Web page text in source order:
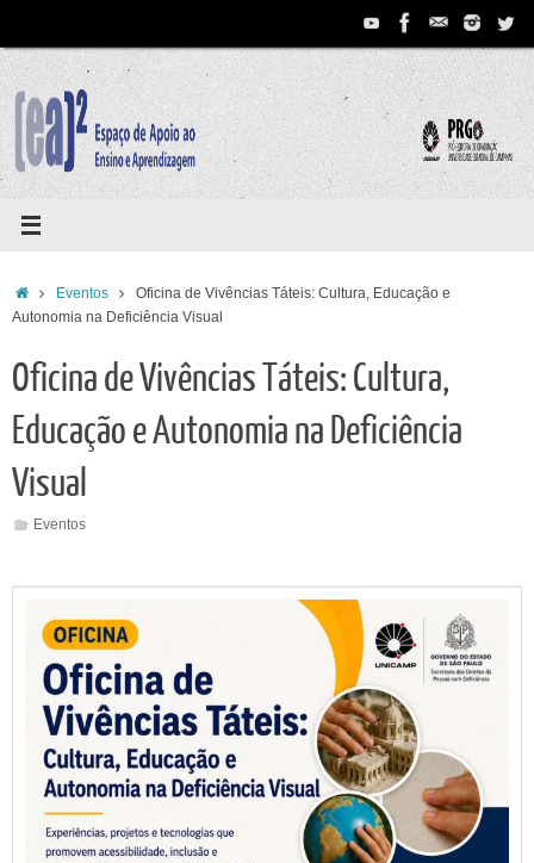
conteúdo
HomeEventos
Oficina de Vivências Táteis: Cultura, Educação e
Autonomia na Deficiência Visual
Oficina de Vivências Táteis: Cultura,
Educação e Autonomia na Deficiência
Visual
Eventos